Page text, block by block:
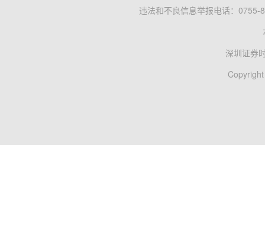
违法和不良信息举报电话：0755-
深圳证券